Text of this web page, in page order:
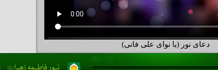
دعای نور (با نوای علی فانی)